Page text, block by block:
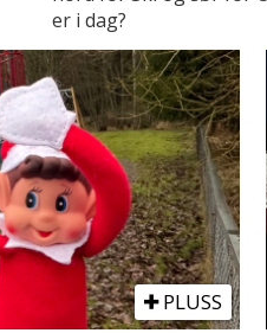
er i dag?
PLUSS